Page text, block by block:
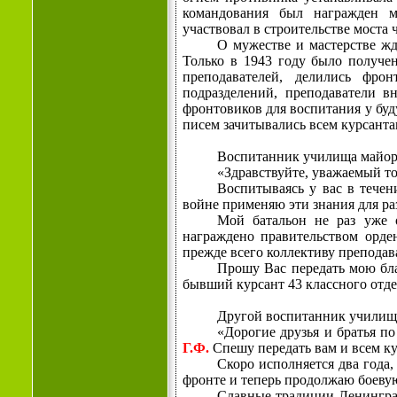
командования был награжден
участвовал в строительстве моста
О мужестве и мастерстве
Только в 1943 году было
преподавателей, делились
подразделений, преподаватели
фронтовиков для воспитания у
писем зачитывались всем
Воспитанник училища
«Здравствуйте, уважаемый
Воспитываясь у вас в
войне применяю эти знания для
Мой батальон не раз уже
награждено правительством
прежде всего коллективу
Прошу Вас передать мою
бывший курсант 43 классного
Другой воспитанник
«Дорогие друзья и братья
Г.Ф. Спешу передать вам и всем
Скоро исполняется два
фронте и теперь про­должаю